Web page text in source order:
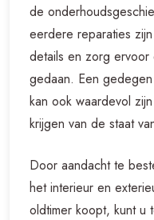
de
eerdere reparaties
details en zorg ervoor
gedaan. Een
kan ook waardevol
krijgen van de staat
Door aandacht te
het interieur en
oldtimer koopt, kunt u